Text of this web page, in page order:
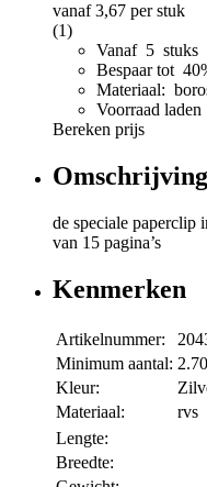
vanaf3,67 per stuk
(1)
Vanaf 5 stuks
Bespaar tot
Materiaal:
Voorraad laden
Bereken prijs
Omschrijving
de speciale paperclip
van 15 pagina’s
Kenmerken
Artikelnummer:
Minimum aantal:
Kleur:
Materiaal:
rvs
Lengte:
Breedte: